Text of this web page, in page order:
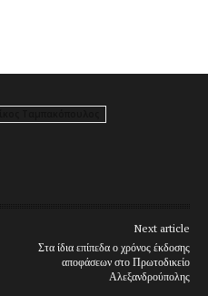
Next article
Στα ίδια επίπεδα ο χρόνος έκδοσης
αποφάσεων στο Πρωτοδικείο
Αλεξανδρούπολης